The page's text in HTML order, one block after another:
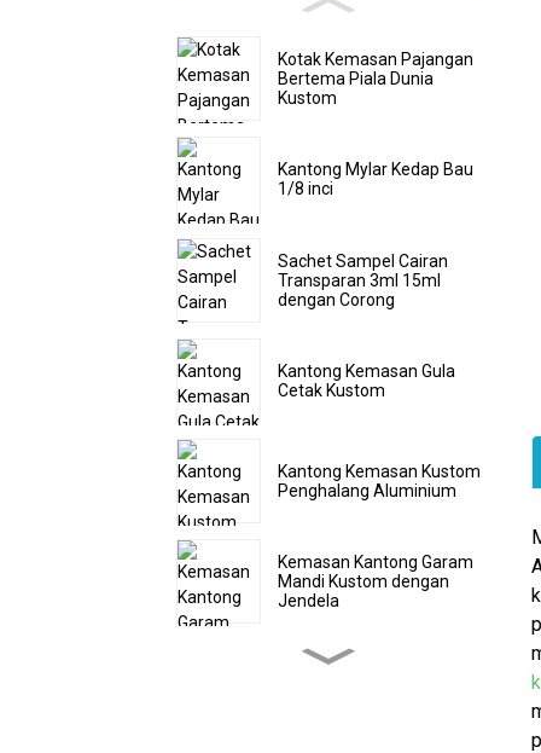
Kotak Kemasan Pajangan
Bertema Piala Dunia
Kustom
Kantong Mylar Kedap Bau
1/8 inci
Sachet Sampel Cairan
Transparan 3ml 15ml
dengan Corong
Kantong Kemasan Gula
Cetak Kustom
Kantong Kemasan Kustom
Penghalang Aluminium
Kemasan Kantong Garam
Mandi Kustom dengan
Jendela
Kemasan Pouch Bubuk